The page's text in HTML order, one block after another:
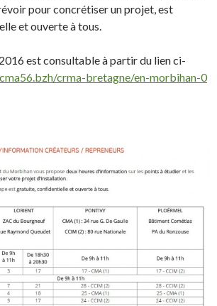
pour concrétiser un projet, est
et ouverte à tous.
est consultable à partir du lien ci-
crma-bretagne/en-morbihan-0